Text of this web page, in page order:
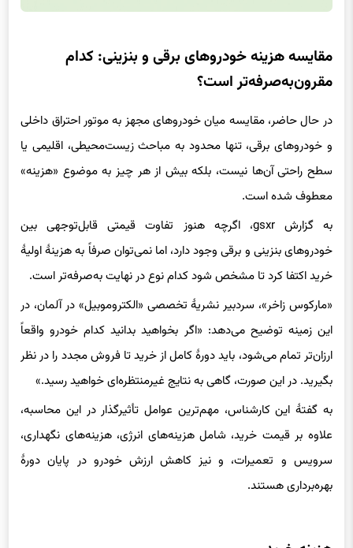
مقرون‌به‌صرفه‌تر است؟
و خودروهای برقی، تنها محدود به مباحث زیست‌محیطی، اقلیمی یا
سطح راحتی آن‌ها نیست، بلکه بیش از هر چیز به موضوع «هزینه»
معطوف شده است.
به گزارش gsxr، اگرچه هنوز تفاوت قیمتی قابل‌توجهی بین
خودروهای بنزینی و برقی وجود دارد، اما نمی‌توان صرفاً به هزینهٔ اولیهٔ
خرید اکتفا کرد تا مشخص شود کدام نوع در نهایت به‌صرفه‌تر است.
«مارکوس زاخر»، سردبیر نشریهٔ تخصصی «الکتروموبیل» در آلمان، در
این زمینه توضیح می‌دهد: «اگر بخواهید بدانید کدام خودرو واقعاً
ارزان‌تر تمام می‌شود، باید دورهٔ کامل از خرید تا فروش مجدد را در نظر
بگیرید. در این صورت، گاهی به نتایج غیرمنتظره‌ای خواهید رسید.»
به گفتهٔ این کارشناس، مهم‌ترین عوامل تأثیرگذار در این محاسبه،
علاوه بر قیمت خرید، شامل هزینه‌های انرژی، هزینه‌های نگهداری،
سرویس و تعمیرات، و نیز کاهش ارزش خودرو در پایان دورهٔ
بهره‌برداری هستند.